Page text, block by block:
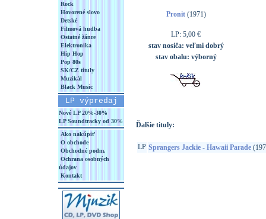
Rock
Hovorené slovo
Detské
Filmová hudba
Ostatné žánre
Elektronika
Hip Hop
Pop 80s
SK/CZ tituly
Muzikál
Black Music
LP výpredaj
Nové LP 20%-30%
LP Soundtracky od 30%
Ako nakúpiť
O obchode
Obchodné podm.
Ochrana osobných
údajov
Kontakt
Pronit(1971)
LP: 5,00 €
stav nosiča: veľmi dobrý
stav obalu: výborný
Ďalšie tituly:
LP Sprangers Jackie - Hawaii Parade